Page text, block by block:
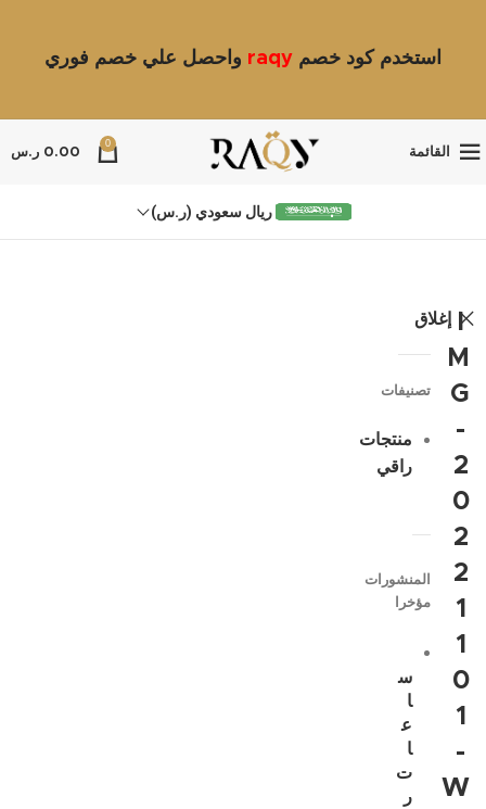
استخدم كود خصم raqy واحصل علي خصم فوري
القائمة
0
0.00 ر.س
ريال سعودي (ر.س)
I
M
G
-
2
0
2
2
1
1
0
1
-
W
إغلاق
تصنيفات
منتجات
راقي
المنشورات
مؤخرا
س
ا
ع
ا
ت
ر